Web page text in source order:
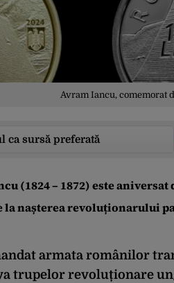
Avram Iancu, comemorat
ca sursă preferată
(1824 – 1872)este aniversat
la nașterea revoluționarului
armata românilor
trupelor revoluționare